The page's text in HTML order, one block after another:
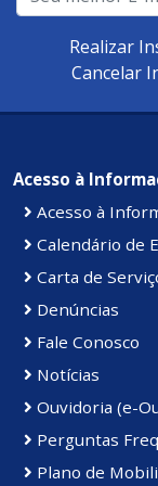
Kennedy.Realizar
Cancelar
Acesso à
Acesso à
Calendário de
Carta de
Denúncias
Fale Conosco
Notícias
Ouvidoria (e-
Perguntas
Plano de